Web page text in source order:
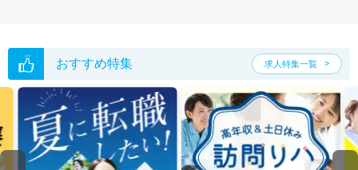
おすすめ特集 求人特集一覧